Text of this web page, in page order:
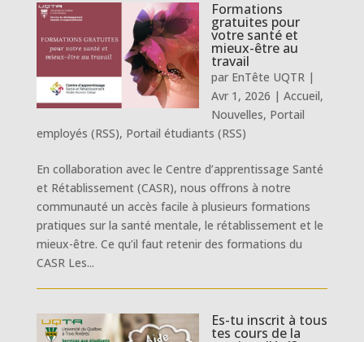
Formations
gratuites pour
votre santé et
mieux-être au
travail
par EnTête UQTR|
Avr 1, 2026 | Accueil,
Nouvelles, Portail
employés (RSS), Portail étudiants (RSS)
En collaboration avec le Centre d’apprentissage Santé
et Rétablissement (CASR), nous offrons à notre
communauté un accès facile à plusieurs formations
pratiques sur la santé mentale, le rétablissement et le
mieux-être. Ce qu’il faut retenir des formations du
CASR Les...
Es-tu inscrit à tous
tes cours de la